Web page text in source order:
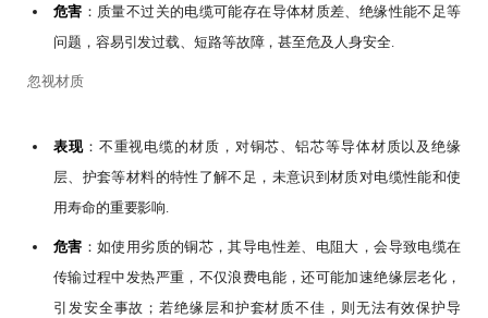
危害 ：质量不过关的电缆可能存在导体材质差、绝缘性能不足等
问题，容易引发过载、短路等故障，甚至危及人身安全.
忽视材质
表现：不重视电缆的材质，对铜芯、铝芯等导体材质以及绝缘
层、护套等材料的特性了解不足，未意识到材质对电缆性能和使
用寿命的重要影响.
危害 ：如使用劣质的铜芯，其导电性差、电阻大，会导致电缆在
传输过程中发热严重，不仅浪费电能，还可能加速绝缘层老化，
引发安全事故；若绝缘层和护套材质不佳，则无法有效保护导